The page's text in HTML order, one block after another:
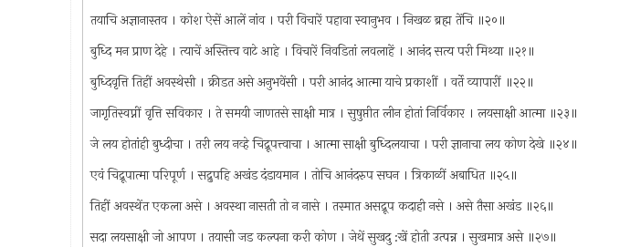
तयाचि अज्ञानास्तव । कोश ऐसें आलें नांव । परी विचारें पहावा स्वानुभव । निखळ ब्रह्म तेंचि ॥२०॥
बुध्दि मन प्राण देहे । त्याचें अस्तित्त्व वाटे आहे । विचारें निवडितां लवलाहें । आनंद सत्य परी मिथ्या ॥२१॥
बुध्दिवृत्ति तिहीं अवस्थेसी । क्रीडत असे अनुभवेंसी । परी आनंद आत्मा याचे प्रकाशीं । वर्ते व्यापारीं ॥२२॥
जागृतिस्वप्नीं वृत्ति सविकार । ते समयी जाणतसे साक्षी मात्र । सुषुप्तीत लीन होतां निर्विकार । लयसाक्षी आत्मा ॥२३॥
जे लय होतांही बुध्दीचा । तरी लय नव्हे चिद्रूपत्त्वाचा । आत्मा साक्षी बुध्दिलयाचा । परी ज्ञानाचा लय कोण देखे ॥२४॥
एवं चिद्रूपात्मा परिपूर्ण । सद्रुपहि अखंड दंडायमान । तोचि आनंदरुप सघन । त्रिकाळीं अबाधित ॥२५॥
तिहीं अवस्थेंत एकला असे । अवस्था नासती तो न नासे । तस्मात असद्रूप कदाही नसे । असे तैसा अखंड ॥२६॥
सदा लयसाक्षी जो आपण । तयासी जड कल्पना करी कोण । जेथें सुखदु :खें होती उत्पन्न । सुखमात्र असे ॥२७॥